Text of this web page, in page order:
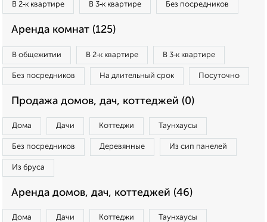
В 2‑к квартире В 3‑к квартире Без посредников
Аренда комнат (125)
В общежитии В 2‑к квартире В 3‑к квартире
Без посредников На длительный срок Посуточно
Продажа домов, дач, коттеджей (0)
Дома Дачи Коттеджи Таунхаусы
Без посредников Деревянные Из сип панелей
Из бруса
Аренда домов, дач, коттеджей (46)
Дома Дачи Коттеджи Таунхаусы